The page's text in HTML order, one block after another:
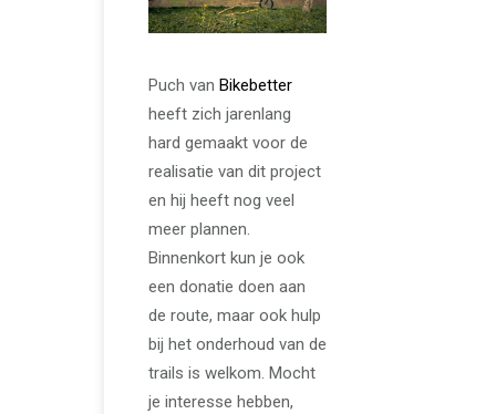
Puch van Bikebetter
heeft zich jarenlang
hard gemaakt voor de
realisatie van dit project
en hij heeft nog veel
meer plannen.
Binnenkort kun je ook
een donatie doen aan
de route, maar ook hulp
bij het onderhoud van de
trails is welkom. Mocht
je interesse hebben,